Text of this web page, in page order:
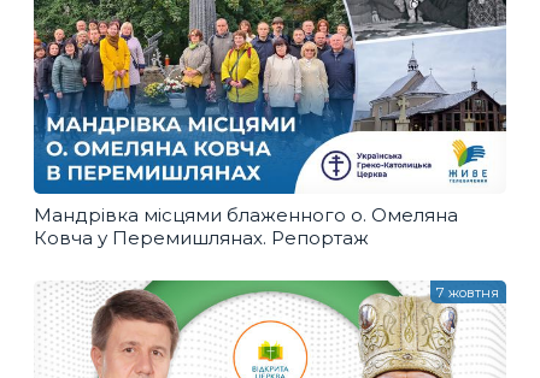
Мандрівка місцями блаженного о. Омеляна
Ковча у Перемишлянах. Репортаж
7 жовтня